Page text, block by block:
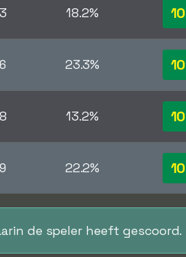
18.2% 10
23.3% 10
13.2% 10
22.2% 10
de speler heeft gescoord.